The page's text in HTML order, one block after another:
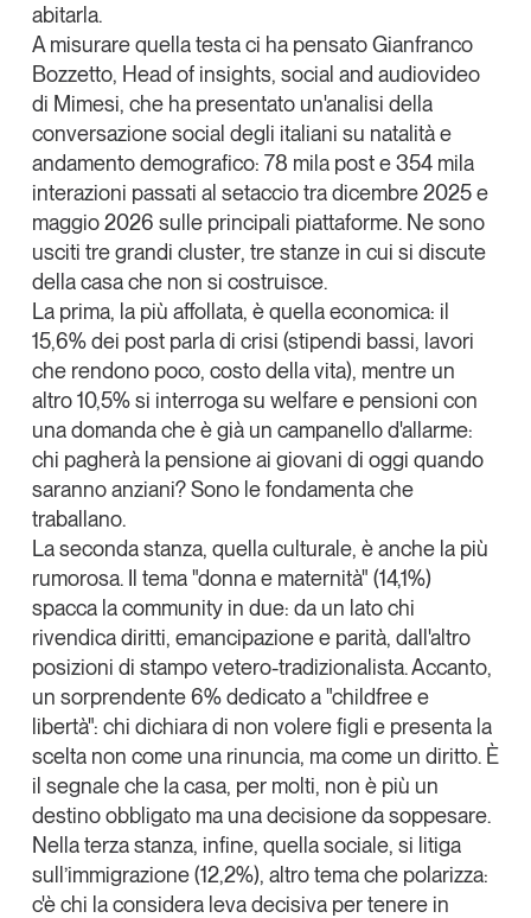
Iscriviti
Un anno di
Tendenze2026
Leggi il magazine
Tendenze è il magazine di GS1 Italy che racconta in
modo indipendente il cambiamento e le sfide del largo
consumo e dell’economia a professionisti e
consumatori
GS1 Italy GS1 Italy GS1 Italy
Tendenze
GS1 Italy
abitarla.
A misurare quella testa ci ha pensatoGianfranco
Bozzetto, Head of insights, social and audiovideo
di Mimesi, che ha presentato un'analisi della
conversazione social degli italiani su natalità e
andamento demografico: 78 mila post e 354 mila
interazioni passati al setaccio tra dicembre 2025 e
maggio 2026 sulle principali piattaforme. Ne sono
usciti tre grandi cluster, tre stanze in cui si discute
della casa che non si costruisce.
La prima, la più affollata, è quellaeconomica: il
15,6% dei post parla di crisi (stipendi bassi, lavori
che rendono poco, costo della vita), mentre un
altro 10,5% si interroga su welfare e pensioni con
una domanda che è già un campanello d'allarme:
chi pagherà la pensione ai giovani di oggi quando
saranno anziani? Sono le fondamenta che
traballano.
La seconda stanza, quellaculturale, è anche la più
rumorosa. Il tema "donna e maternità" (14,1%)
spacca la community in due: da un lato chi
rivendica diritti, emancipazione e parità, dall'altro
posizioni di stampo vetero-tradizionalista. Accanto,
un sorprendente 6% dedicato a "childfree e
libertà": chi dichiara di non volere figli e presenta la
scelta non come una rinuncia, ma come un diritto. È
il segnale che la casa, per molti, non è più un
destino obbligato ma una decisione da soppesare.
Nella terza stanza, infine, quellasociale, si litiga
sull’immigrazione (12,2%), altro tema che polarizza:
c'è chi la considera leva decisiva per tenere in